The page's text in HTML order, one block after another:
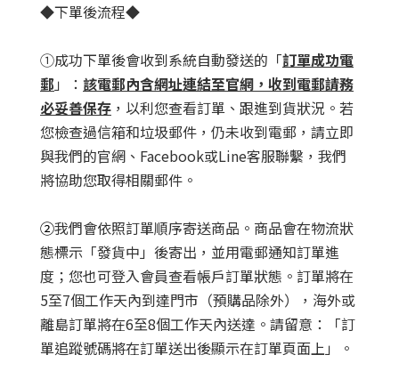
◆下單後流程◆
①成功下單後會收到系統自動發送的「訂單成功電
郵」： 該電郵內含網址連結至官網，收到電郵請務
必妥善保存 ，以利您查看訂單、跟進到貨狀況。若
您檢查過信箱和垃圾郵件，仍未收到電郵，請立即
與我們的官網、Facebook或Line客服聯繫，我們
將協助您取得相關郵件。
②我們會依照訂單順序寄送商品。商品會在物流狀
態標示「發貨中」後寄出，並用電郵通知訂單進
度；您也可登入會員查看帳戶訂單狀態。訂單將在
5至7個工作天內到達門市（預購品除外），海外或
離島訂單將在6至8個工作天內送達。請留意：「訂
單追蹤號碼將在訂單送出後顯示在訂單頁面上」。